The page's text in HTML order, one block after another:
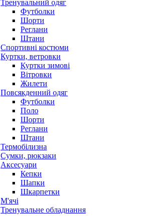
Тренувальний одяг
Футболки
Шорти
Реглани
Штани
Спортивні костюми
Куртки, ветровки
Куртки зимові
Вітровки
Жилети
Повсякденний одяг
Футболки
Поло
Шорти
Реглани
Штани
Термобілизна
Сумки, рюкзаки
Аксесуари
Кепки
Шапки
Шкарпетки
М'ячі
Тренувальне обладнання